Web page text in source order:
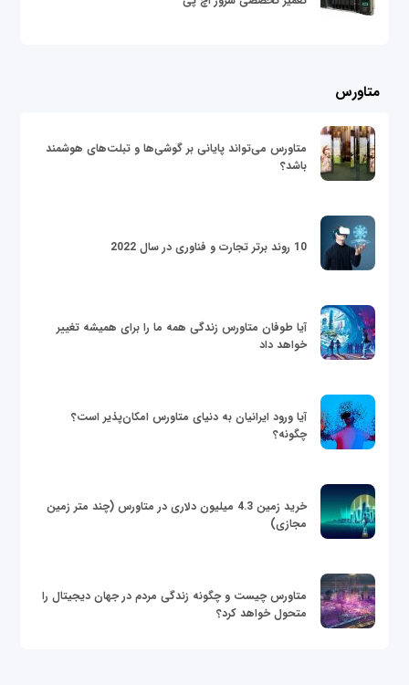
متاورس
متاورس می‌تواند پایانی بر گوشی‌ها و تبلت‌های هوشمند
باشد؟
10 روند برتر تجارت و فناوری در سال 2022
آیا طوفان متاورس زندگی همه ما را برای همیشه تغییر
خواهد داد
آیا ورود ایرانیان به دنیای متاورس امکان‌پذیر است؟
چگونه؟
خرید زمین 4.3 میلیون دلاری در متاورس (چند متر زمین
مجازی)
متاورس چیست و چگونه زندگی مردم در جهان دیجیتال را
متحول خواهد کرد؟